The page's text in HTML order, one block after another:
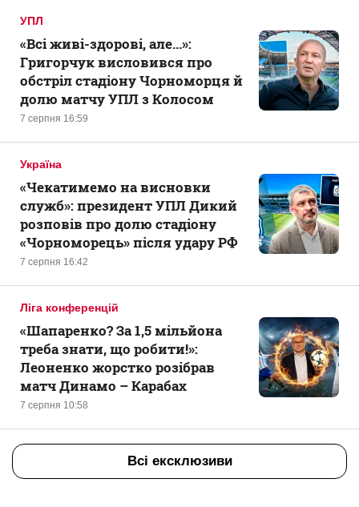
УПЛ
7 серпня 16:59
«Всі живі-здорові, але...»:
Григорчук висловився про
обстріл стадіону Чорноморця й
долю матчу УПЛ з Колосом
Україна
7 серпня 16:42
«Чекатимемо на висновки
служб»: президент УПЛ Дикий
розповів про долю стадіону
«Чорноморець» після удару РФ
Ліга конференцій
7 серпня 10:58
«Шапаренко? За 1,5 мільйона
треба знати, що робити!»:
Леоненко жорстко розібрав
матч Динамо – Карабах
Всі ексклюзиви